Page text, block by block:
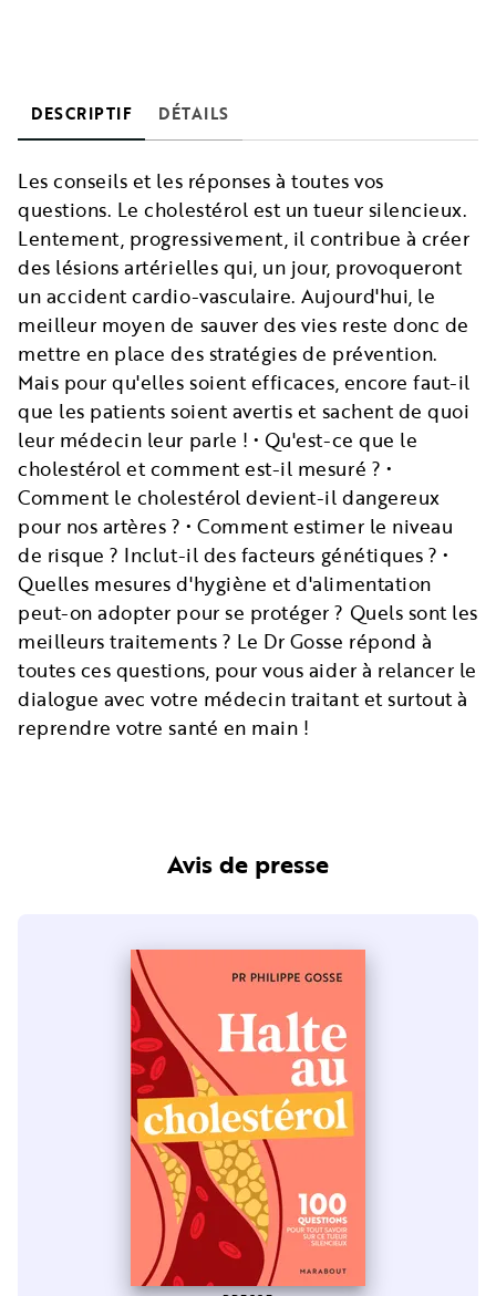
DESCRIPTIF DÉTAILS
Les conseils et les réponses à toutes vos
questions. Le cholestérol est un tueur silencieux.
Lentement, progressivement, il contribue à créer
des lésions artérielles qui, un jour, provoqueront
un accident cardio-vasculaire. Aujourd'hui, le
meilleur moyen de sauver des vies reste donc de
mettre en place des stratégies de prévention.
Mais pour qu'elles soient efficaces, encore faut-il
que les patients soient avertis et sachent de quoi
leur médecin leur parle ! • Qu'est-ce que le
cholestérol et comment est-il mesuré ? •
Comment le cholestérol devient-il dangereux
pour nos artères ? • Comment estimer le niveau
de risque ? Inclut-il des facteurs génétiques ? •
Quelles mesures d'hygiène et d'alimentation
peut-on adopter pour se protéger ? Quels sont les
meilleurs traitements ? Le Dr Gosse répond à
toutes ces questions, pour vous aider à relancer le
dialogue avec votre médecin traitant et surtout à
reprendre votre santé en main !
Avis de presse